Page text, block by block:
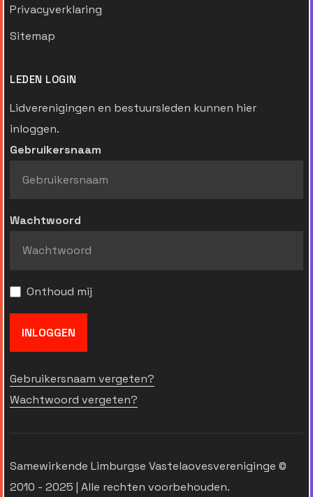
Privacyverklaring
Sitemap
LEDEN LOGIN
Lidverenigingen en bestuursleden kunnen hier
inloggen.
Gebruikersnaam
Wachtwoord
Onthoud mij
INLOGGEN
Gebruikersnaam vergeten?
Wachtwoord vergeten?
Samewirkende Limburgse Vastelaovesvereniginge ©
2010 - 2025 | Alle rechten voorbehouden.